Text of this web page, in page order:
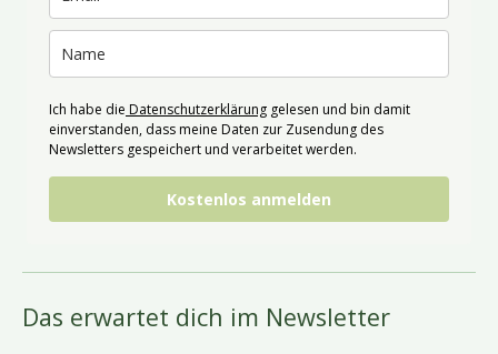
Ich habe die Datenschutzerklärung gelesen und bin damit
einverstanden, dass meine Daten zur Zusendung des
Newsletters gespeichert und verarbeitet werden.
Kostenlos anmelden
Das erwartet dich im Newsletter